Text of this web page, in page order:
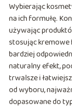
Wybierając
na ich formułę.
używając
stosując kremowe
bardziej
naturalny efekt,
trwalsze i
od wyboru,
dopasowane do